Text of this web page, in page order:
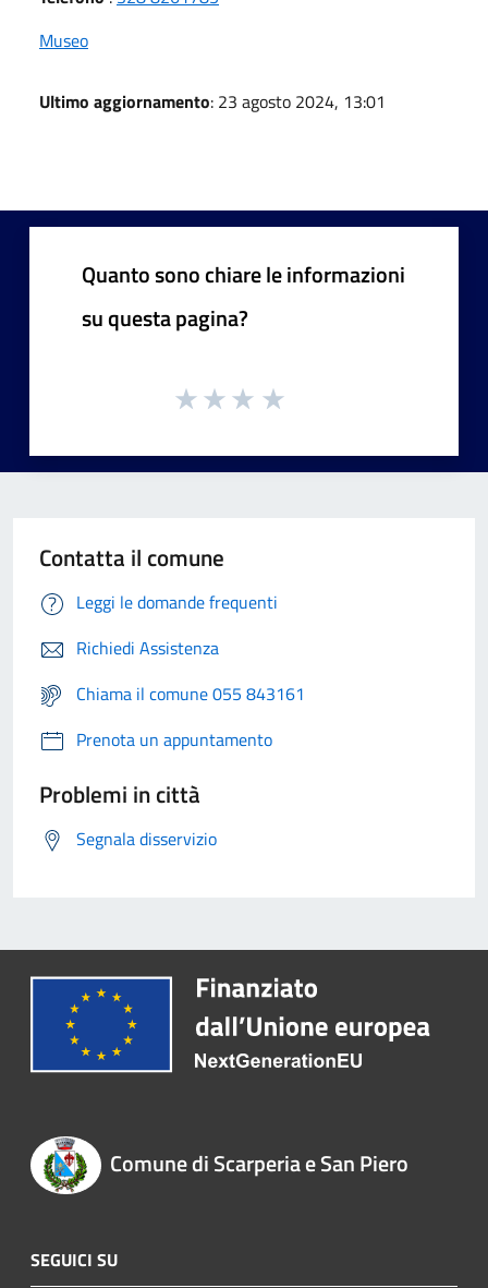
Museo
Ultimo aggiornamento: 23 agosto 2024, 13:01
Quanto sono chiare le informazioni
su questa pagina?
Contatta il comune
Leggi le domande frequenti
Richiedi Assistenza
Chiama il comune 055 843161
Prenota un appuntamento
Problemi in città
Segnala disservizio
Comune di Scarperia e San Piero
SEGUICI SU